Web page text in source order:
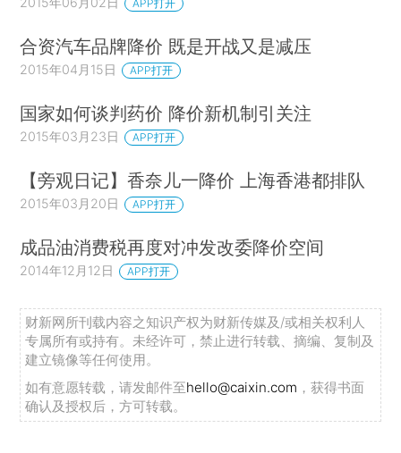
APP打开
合资汽车品牌降价 既是开战又是减压
2015年04月15日 APP打开
国家如何谈判药价 降价新机制引关注
2015年03月23日 APP打开
【旁观日记】香奈儿一降价 上海香港都排队
2015年03月20日 APP打开
成品油消费税再度对冲发改委降价空间
2014年12月12日 APP打开
财新网所刊载内容之知识产权为财新传媒及/或相关权利人
专属所有或持有。未经许可，禁止进行转载、摘编、复制及
建立镜像等任何使用。
如有意愿转载，请发邮件至hello@caixin.com ，获得书面
确认及授权后，方可转载。